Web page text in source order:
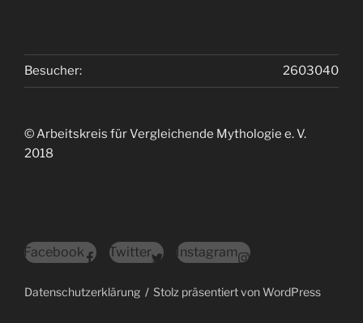
2603040
Besucher:
© Arbeitskreis für Vergleichende Mythologie e. V.
2018
Facebook Twitter Instagram
Datenschutzerklärung Stolz präsentiert von WordPress